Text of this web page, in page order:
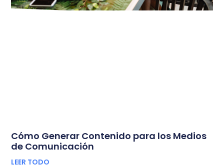
Cómo Generar Contenido para los Medios
de Comunicación
LEER TODO